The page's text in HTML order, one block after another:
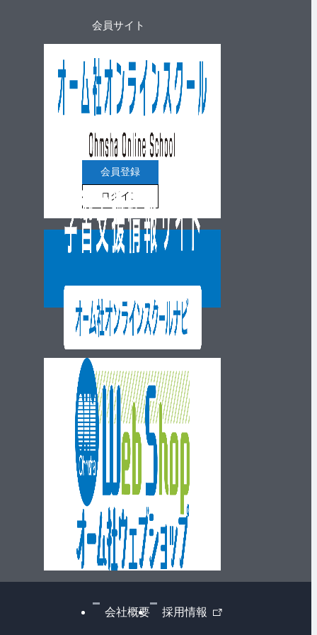
会員サイト
会員登録
ログイン
会社概要 採用情報
外